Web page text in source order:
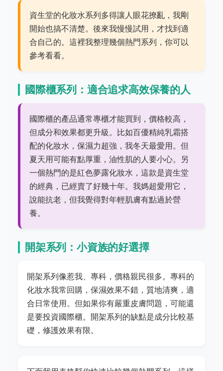
資生堂的化妝水系列多得讓人眼花撩亂，我剛
開始也搞不清楚。後來我慢慢試用，才找到適
合自己的。這裡我整理幾個熱門系列，你可以
參考看看。
國際櫃系列：適合追求高效保養的人
國際櫃的產品通常專櫃才能買到，價格較高，
但成分和效果都更升級。比如百優精純乳霜搭
配的化妝水，保濕力超強，我冬天最愛用。但
夏天用可能有點厚重，油性肌的人要小心。另
一個熱門的是紅色夢露化妝水，這款是資生堂
的經典，已經賣了好幾十年。我媽超愛用它，
說能抗老，但我覺得對年輕肌膚有點過於營
養。
開架系列：小資族的好選擇
開架系列像惹我、專科，價格親民很多。專科的
化妝水我常回購，保濕效果不錯，質地清爽，適
合日常使用。但如果你有嚴重皮膚問題，可能還
是要投資國際櫃。開架系列的缺點是成分比較基
礎，修護效果有限。